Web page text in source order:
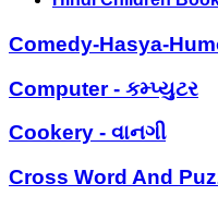
Comedy-Hasya-
Computer - કમ્પ્યુટર
Cookery - વાનગી
Cross Word And